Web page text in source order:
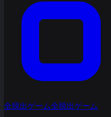
全脱出ゲーム全脱出ゲーム